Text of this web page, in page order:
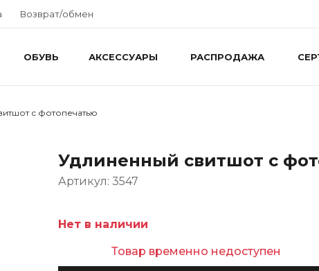
Возврат/обмен
ОБУВЬ АКСЕССУАРЫ РАСПРОДАЖА
с фотопечатью
Удлиненный свитшот с
Артикул: 3547
Нет в наличии
Товар временно недоступен